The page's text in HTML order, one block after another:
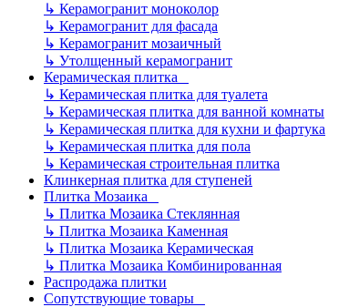
↳ Керамогранит моноколор
↳ Керамогранит для фасада
↳ Керамогранит мозаичный
↳ Утолщенный керамогранит
Керамическая плитка
↳ Керамическая плитка для туалета
↳ Керамическая плитка для ванной комнаты
↳ Керамическая плитка для кухни и фартука
↳ Керамическая плитка для пола
↳ Керамическая строительная плитка
Клинкерная плитка для ступеней
Плитка Мозаика
↳ Плитка Мозаика Стеклянная
↳ Плитка Мозаика Каменная
↳ Плитка Мозаика Керамическая
↳ Плитка Мозаика Комбинированная
Распродажа плитки
Сопутствующие товары